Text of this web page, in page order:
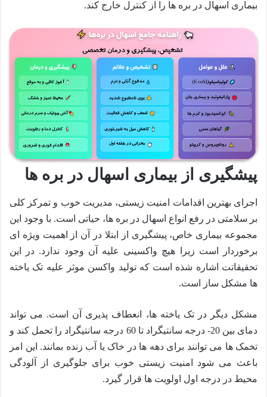
بیماری اسهال در بره ها را از کنترل خارج کند.
پیشگیری از بیماری اسهال در بره ها
اجرای بهترین اقدامات امنیت زیستی، مدیریت خوب و تمرکز كلی
بر سلامتی در رفع انواع اسهال در بره ها، حیاتی است. با وجود این
مجموعه بیماری خاص، پیشگیری از ابتلا در آن از اهمیت ویژه ای
برخوردار است زیرا هیچ واکسینی علیه آن وجود ندارد. در این
تحقیقاتت اشاره شذه است که تولید واکسن موثر علیه تک یاخته
ها مشکل ساز است.
مشکل دیگر در تک یاخته ها، انعطاف پذیری آن است. می تواند
دمای بین 20- درجه سانتیگراد تا 60 درجه سانتیگراد را تحمل کند و
تخمک ها می توانند برای دهه ها در خاک یا آب زنده بمانند. این امر
باعث می شود امنیت زیستی خوب برای جلوگیری از آلودگی
محیط در درجه اول اولویت ها قرار گیرد.